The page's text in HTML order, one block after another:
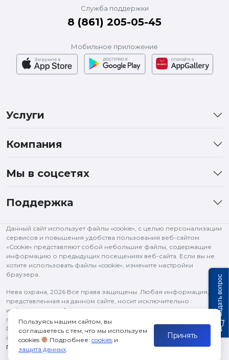
Услуги
Компания
Мы в соцсетях
Поддержка
Мобильное приложение
Служба поддержки
8 (861) 205-05-45
Данный сайт использует файлы «cookie», с целью персонализации
сервисов и повышения удобства пользования веб-сайтом.
«Cookie» представляют собой небольшие файлы, содержащие
информацию о предыдущих посещениях веб-сайта. Если вы не
хотите использовать файлы «cookie», измените настройки
браузера.
Нева охрана, 2026 Все права защищены. Любая информация,
представленная на данном сайте, носит исключительно
информационный характер и ни при каких условиях не является
публичной офертой, определяемой положениями статьи 437 ГК
РФ. Все права на изображения и тексты принадлежат их
правообладателям и используются в рамках цитирования.
Политика конфиденциальности
Пользуясь нашим сайтом, вы
соглашаетесь с тем, что мы используем
cookies
Подробнее: cookiesи
защита данных.
Принять
Задать вопрос